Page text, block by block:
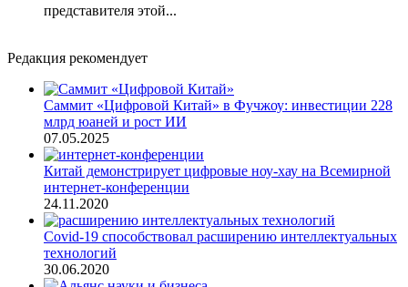
представителя этой...
Редакция рекомендует
Саммит «Цифровой Китай» в Фучжоу: инвестиции 228
млрд юаней и рост ИИ
07.05.2025
Китай демонстрирует цифровые ноу-хау на Всемирной
интернет-конференции
24.11.2020
Covid-19 способствовал расширению интеллектуальных
технологий
30.06.2020